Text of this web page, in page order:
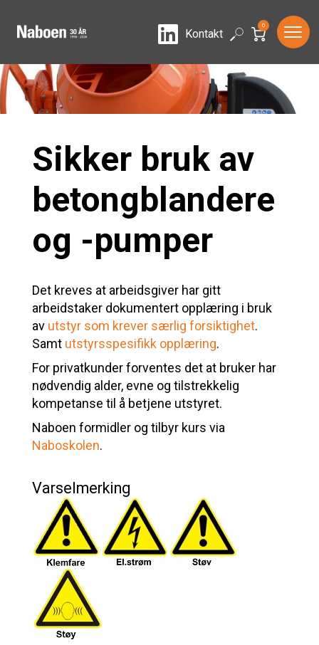
LinkedIn
Kontakt Search
0
Sikker bruk av
betongblandere
og -pumper
Det kreves at arbeidsgiver har gitt
arbeidstaker dokumentert opplæring i bruk
av utstyr som krever særlig forsiktighet.
Samt utstyrsspesifikk opplæring.
For privatkunder forventes det at bruker har
nødvendig alder, evne og tilstrekkelig
kompetanse til å betjene utstyret.
Naboen formidler og tilbyr kurs via
Naboskolen.
Varselmerking